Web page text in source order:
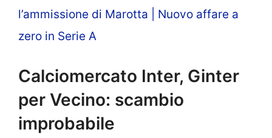
l’ammissione di Marotta | Nuovo affare a
zero in Serie A
Calciomercato Inter, Ginter
per Vecino: scambio
improbabile